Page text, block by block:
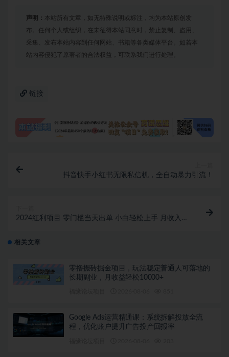
声明： 本站所有文章，如无特殊说明或标注，均为本站原创发
布。任何个人或组织，在未征得本站同意时，禁止复制、盗用、
采集、发布本站内容到任何网站、书籍等各类媒体平台。如若本
站内容侵犯了原著者的合法权益，可联系我们进行处理。
链接
抖音快手小红书无限私信机，全自动暴力引流！
2024红利项目 零门槛当天出单 小白轻松上手 月收入
相关文章
零撸搬砖掘金项目，玩法稳定普通人可落地的
长期副业，月收益轻松10000+
Google Ads运营精通课：系统拆解投放全流
程，优化账户提升广告投产回报率